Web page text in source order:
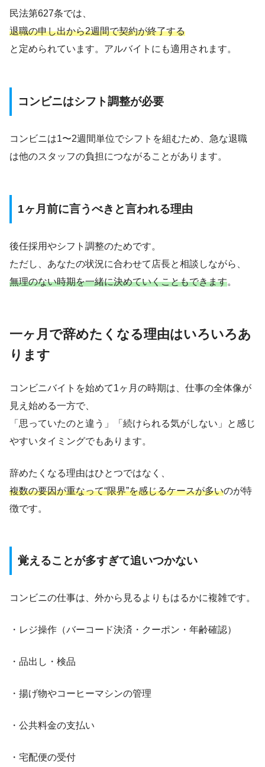
民法第627条では、
退職の申し出から2週間で契約が終了する
と定められています。アルバイトにも適用されます。
コンビニはシフト調整が必要
コンビニは1〜2週間単位でシフトを組むため、急な退職
は他のスタッフの負担につながることがあります。
1ヶ月前に言うべきと言われる理由
後任採用やシフト調整のためです。
ただし、あなたの状況に合わせて店長と相談しながら、
無理のない時期を一緒に決めていくこともできます。
一ヶ月で辞めたくなる理由はいろいろあ
ります
コンビニバイトを始めて1ヶ月の時期は、仕事の全体像が
見え始める一方で、
「思っていたのと違う」「続けられる気がしない」と感じ
やすいタイミングでもあります。
辞めたくなる理由はひとつではなく、
複数の要因が重なって“限界”を感じるケースが多いのが特
徴です。
覚えることが多すぎて追いつかない
コンビニの仕事は、外から見るよりもはるかに複雑です。
・レジ操作（バーコード決済・クーポン・年齢確認）
・品出し・検品
・揚げ物やコーヒーマシンの管理
・公共料金の支払い
・宅配便の受付